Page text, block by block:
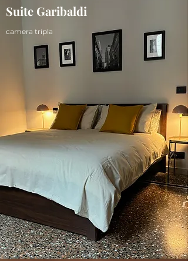
Suite Garibaldi
camera tripla